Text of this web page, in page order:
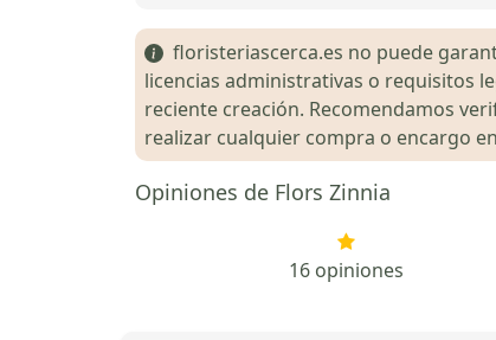
floristeriascerca.es no puede
licencias administrativas o requisitos
reciente creación. Recomendamos
realizar cualquier compra o encargo
Opiniones de Flors Zinnia
16 opiniones